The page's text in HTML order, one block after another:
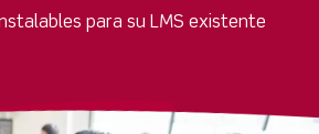
para su LMS existente